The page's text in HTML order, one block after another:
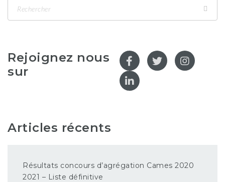
Rejoignez nous
sur
Articles récents
Résultats concours d’agrégation Cames 2020
2021 – Liste définitive